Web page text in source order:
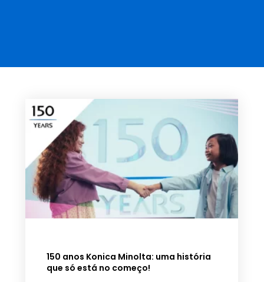
150 anos Konica Minolta: uma história
que só está no começo!